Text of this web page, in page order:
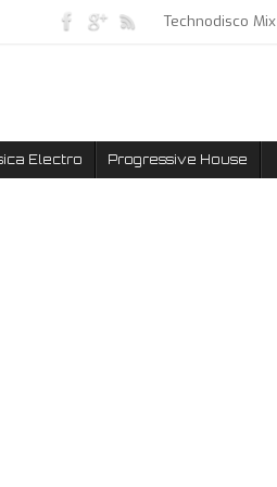
Technodisco Mix
Electro Progressive House